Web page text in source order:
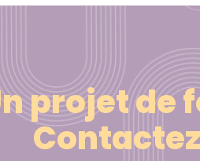
projet de